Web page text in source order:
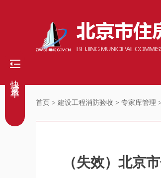
首页 > 建设工程消防验收 > 专家库管理 >
（失效）北京
快捷菜单